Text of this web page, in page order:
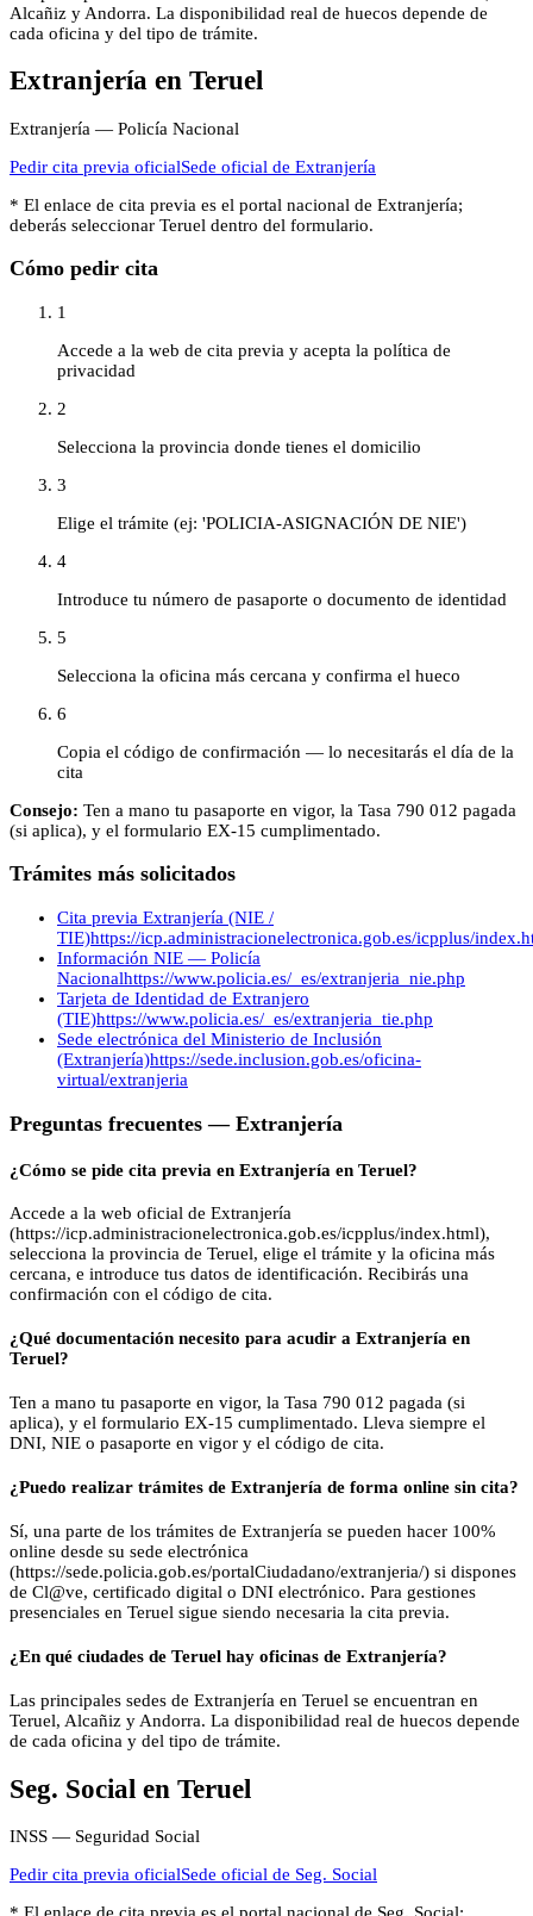
Alcañiz y Andorra. La disponibilidad real de huecos depende de
cada oficina y del tipo de trámite.
Extranjería en Teruel
Extranjería — Policía Nacional
Pedir cita previa oficialSede oficial de Extranjería
* El enlace de cita previa es el portal nacional de Extranjería;
deberás seleccionar Teruel dentro del formulario.
Cómo pedir cita
1
Accede a la web de cita previa y acepta la política de
privacidad
2
Selecciona la provincia donde tienes el domicilio
3
Elige el trámite (ej: 'POLICIA-ASIGNACIÓN DE NIE')
4
Introduce tu número de pasaporte o documento de identidad
5
Selecciona la oficina más cercana y confirma el hueco
6
Copia el código de confirmación — lo necesitarás el día de la
cita
Consejo: Ten a mano tu pasaporte en vigor, la Tasa 790 012 pagada
(si aplica), y el formulario EX-15 cumplimentado.
Trámites más solicitados
Cita previa Extranjería (NIE /
TIE)https://icp.administracionelectronica.gob.es/icpplus/
Información NIE — Policía
Nacionalhttps://www.policia.es/_es/extranjeria_nie.php
Tarjeta de Identidad de Extranjero
(TIE)https://www.policia.es/_es/extranjeria_tie.php
Sede electrónica del Ministerio de Inclusión
(Extranjería)https://sede.inclusion.gob.es/oficina-
virtual/extranjeria
Preguntas frecuentes — Extranjería
¿Cómo se pide cita previa en Extranjería en Teruel?
Accede a la web oficial de Extranjería
(https://icp.administracionelectronica.gob.es/icpplus/index.html),
selecciona la provincia de Teruel, elige el trámite y la oficina más
cercana, e introduce tus datos de identificación. Recibirás una
confirmación con el código de cita.
¿Qué documentación necesito para acudir a Extranjería en
Teruel?
Ten a mano tu pasaporte en vigor, la Tasa 790 012 pagada (si
aplica), y el formulario EX-15 cumplimentado. Lleva siempre el
DNI, NIE o pasaporte en vigor y el código de cita.
¿Puedo realizar trámites de Extranjería de forma online sin cita?
Sí, una parte de los trámites de Extranjería se pueden hacer 100%
online desde su sede electrónica
(https://sede.policia.gob.es/portalCiudadano/extranjeria/) si dispones
de Cl@ve, certificado digital o DNI electrónico. Para gestiones
presenciales en Teruel sigue siendo necesaria la cita previa.
¿En qué ciudades de Teruel hay oficinas de Extranjería?
Las principales sedes de Extranjería en Teruel se encuentran en
Teruel, Alcañiz y Andorra. La disponibilidad real de huecos depende
de cada oficina y del tipo de trámite.
Seg. Social en Teruel
INSS — Seguridad Social
Pedir cita previa oficialSede oficial de Seg. Social